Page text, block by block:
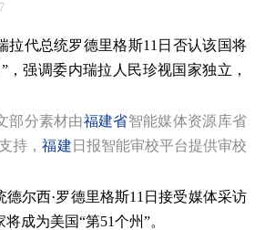
拉代总统罗德里格斯11日否认该国将
，强调委内瑞拉人民珍视国家独立，
部分素材由福建省智能媒体资源库省
持，福建 日报智能审校平台提供审校
德尔西·罗德里格斯11日接受媒体采访
成为美国“第51个州”。